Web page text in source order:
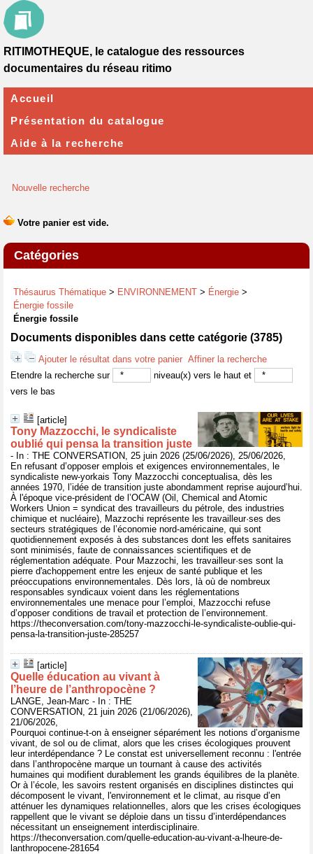
Nouvelle recherche
Catégories
Thésaurus Thématique > ENVIRONNEMENT > Énergie >
Énergie fossile
Énergie fossile
Documents disponibles dans cette catégorie (3785)
Ajouter le résultat dans votre panier Affiner la recherche
Etendre la recherche sur
niveau(x) vers le haut et
vers le bas
[article]
Tony Mazzocchi, le syndicaliste
oublié qui pensa la transition juste
- In : THE CONVERSATION, 25 juin 2026 (25/06/2026), 25/06/2026,
En refusant d’opposer emplois et exigences environnementales, le
syndicaliste new-yorkais Tony Mazzocchi conceptualisa, dès les
années 1970, l’idée de transition juste abondamment reprise aujourd’hui.
À l'époque vice-président de l’OCAW (Oil, Chemical and Atomic
Workers Union = syndicat des travailleurs du pétrole, des industries
chimique et nucléaire), Mazzochi représente les travailleur·ses des
secteurs stratégiques de l’économie nord-américaine, qui sont
quotidiennement exposés à des substances dont les effets sanitaires
sont minimisés, faute de connaissances scientifiques et de
réglementation adéquate. Pour Mazzochi, les travailleur·ses sont la
pierre d'achoppement entre les enjeux de santé publique et les
préoccupations environnementales. Dès lors, là où de nombreux
responsables syndicaux voient dans les réglementations
environnementales une menace pour l’emploi, Mazzocchi refuse
d’opposer conditions de travail et protection de l’environnement.
https://theconversation.com/tony-mazzocchi-le-syndicaliste-oublie-qui-
pensa-la-transition-juste-285257
[article]
Quelle éducation au vivant à
l’heure de l’anthropocène ?
LANGE, Jean-Marc - In : THE
CONVERSATION, 21 juin 2026 (21/06/2026),
21/06/2026,
Pourquoi continue-t-on à enseigner séparément les notions d’organisme
vivant, de sol ou de climat, alors que les crises écologiques prouvent
leur interdépendance ? Le constat est universellement reconnu : l'entrée
dans l’anthropocène marque un tournant à cause des activités
humaines qui modifient durablement les grands équilibres de la planète.
Or à l’école, les savoirs restent organisés en disciplines distinctes qui
décomposent le vivant, l'environnement et le climat, au risque d’en
atténuer les dynamiques relationnelles, alors que les crises écologiques
rappellent que le vivant se déploie dans un tissu d’interdépendances
nécessitant un enseignement interdisciplinaire.
https://theconversation.com/quelle-education-au-vivant-a-lheure-de-
lanthropocene-281654
RITIMOTHEQUE, le catalogue des ressources
documentaires du réseau ritimo
Accueil
Présentation du catalogue
Aide à la recherche